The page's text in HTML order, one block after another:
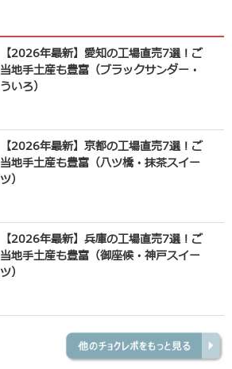
【2026年最新】愛知の工場直売7選！ご
当地手土産も豊富（ブラックサンダー・
ういろ）
【2026年最新】京都の工場直売7選！ご
当地手土産も豊富（八ツ橋・抹茶スイー
ツ）
【2026年最新】兵庫の工場直売7選！ご
当地手土産も豊富（御座候・神戸スイー
ツ）